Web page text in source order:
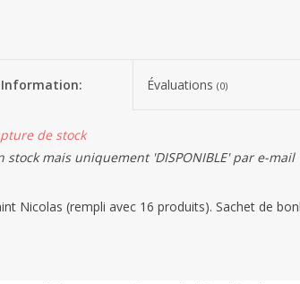
Information: Évaluations(0)
de stock
stock mais uniquement 'DISPONIBLE' par e-
Nicolas (rempli avec 16 produits). Sachet de